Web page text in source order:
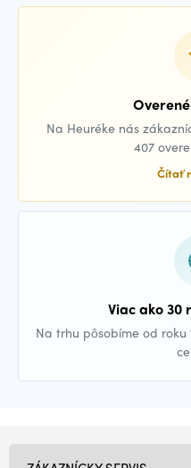
Na Heuréke nás
407
Čítať
Viac ako 30
Na trhu pôsobíme od